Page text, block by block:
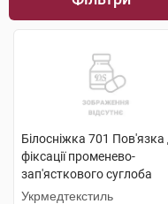
Білосніжка 701 Пов'язка
фіксації променево-
зап'ясткового суглоба
розмір 2 (17-18см) 1 шт
Укрмедтекстиль